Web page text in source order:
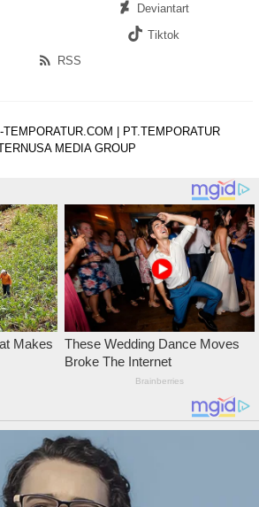
Deviantart
Tiktok
RSS
| PT.TEMPORATUR
MEDIA GROUP